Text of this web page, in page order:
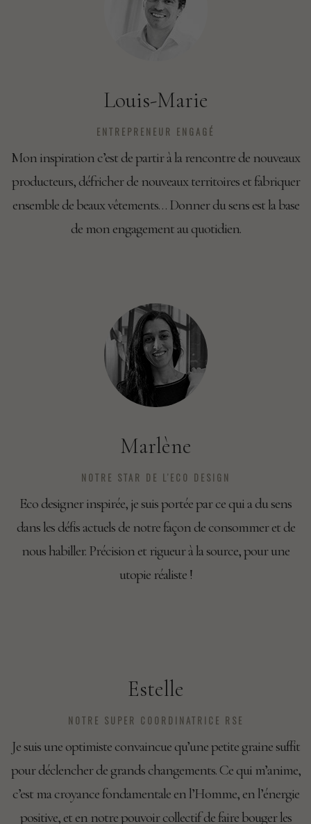
Louis-Marie
ENTREPRENEUR ENGAGÉ
Mon inspiration c’est de partir à la rencontre de nouveaux
producteurs, défricher de nouveaux territoires et fabriquer
ensemble de beaux vêtements… Donner du sens est la base
de mon engagement au quotidien.
Marlène
NOTRE STAR DE L’ECO DESIGN
Eco designer inspirée, je suis portée par ce qui a du sens
dans les défis actuels de notre façon de consommer et de
nous habiller. Précision et rigueur à la source, pour une
utopie réaliste !
Estelle
NOTRE SUPER COORDINATRICE RSE
Je suis une optimiste convaincue qu’une petite graine suffit
pour déclencher de grands changements. Ce qui m’anime,
c’est ma croyance fondamentale en l’Homme, en l’énergie
positive, et en notre pouvoir collectif de faire bouger les